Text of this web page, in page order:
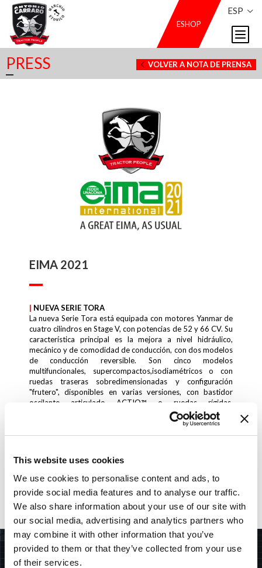
This website uses cookies
We use cookies to personalise content and ads, to
provide social media features and to analyse our traffic.
We also share information about your use of our site with
our social media, advertising and analytics partners who
may combine it with other information that you’ve
provided to them or that they’ve collected from your use
of their services.
ESHOP
ESP
PRESS VOLVER A NOTA DE PRENSA
EIMA 2021
| NUEVA SERIE TORA
La nueva Serie Tora está equipada con motores Yanmar de
cuatro cilindros en Stage V, con potencias de 52 y 66 CV. Su
característica principal es la mejora a nivel hidráulico,
mecánico y de comodidad de conducción, con dos modelos
de conducción reversible. Son cinco modelos
multifuncionales, supercompactos,isodiamétricos o con
ruedas traseras sobredimensionadas y configuración
"frutero", disponibles en varias versiones, con bastidor
oscilante articulado ACTIO™ o ruedas rígidas,
monodireccional o con sistema de conducción reversible en
torreta giratoria RGS™ (nueva patente AC), con barra
antivuelco o cabina. Tractores que pueden combinarse con
despuntadoras y aperos hidráulicos para viñedo, gracias al
aumento de los caudales hidráulicos con flujos continuos
regulables, para un máximo control del implemento.
Descrubes mas
BÚSQUEDA